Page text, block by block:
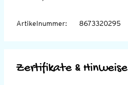
Artikelnummer: 8673320295
Zertifikate & Hinweise